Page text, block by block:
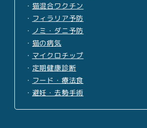
・ 猫混合ワクチン
・ フィラリア予防
・ ノミ・ダニ予防
・ 猫の病気
・ マイクロチップ
・ 定期健康診断
・ フード・療法食
・ 避妊・去勢手術